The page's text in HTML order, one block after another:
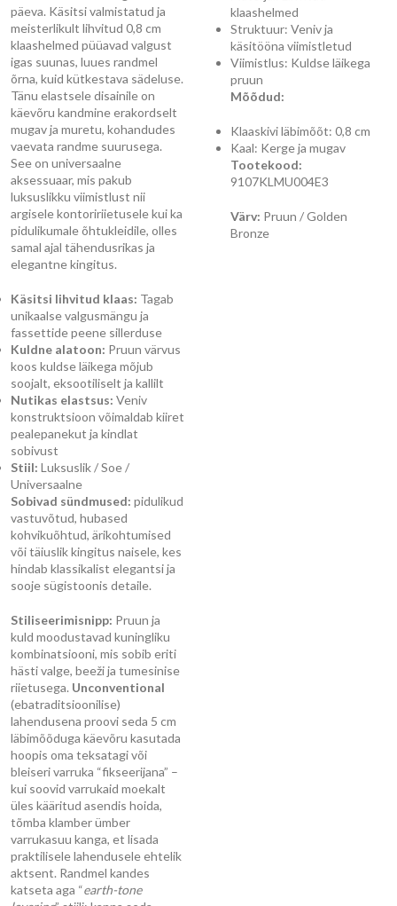
päeva. Käsitsi valmistatud ja
meisterlikult lihvitud 0,8 cm
klaashelmed püüavad valgust
igas suunas, luues randmel
õrna, kuid kütkestava sädeluse.
Tänu elastsele disainile on
käevõru kandmine erakordselt
mugav ja muretu, kohandudes
vaevata randme suurusega.
See on universaalne
aksessuaar, mis pakub
luksuslikku viimistlust nii
argisele kontoririietusele kui ka
pidulikumale õhtukleidile, olles
samal ajal tähendusrikas ja
elegantne kingitus.
Käsitsi lihvitud klaas: Tagab
unikaalse valgusmängu ja
fassettide peene sillerduse
Kuldne alatoon: Pruun värvus
koos kuldse läikega mõjub
soojalt, eksootiliselt ja kallilt
Nutikas elastsus: Veniv
konstruktsioon võimaldab kiiret
pealepanekut ja kindlat
sobivust
Stiil: Luksuslik / Soe /
Universaalne
Sobivad sündmused: pidulikud
vastuvõtud, hubased
kohvikuõhtud, ärikohtumised
või täiuslik kingitus naisele, kes
hindab klassikalist elegantsi ja
sooje sügistoonis detaile.
Stiliseerimisnipp: Pruun ja
kuld moodustavad kuningliku
kombinatsiooni, mis sobib eriti
hästi valge, beeži ja tumesinise
riietusega. Unconventional
(ebatraditsioonilise)
lahendusena proovi seda 5 cm
läbimõõduga käevõru kasutada
hoopis oma teksatagi või
bleiseri varruka “fikseerijana” –
kui soovid varrukaid moekalt
üles kääritud asendis hoida,
tõmba klamber ümber
varrukasuu kanga, et lisada
praktilisele lahendusele ehtelik
aktsent. Randmel kandes
katseta aga “earth-tone
klaashelmed
Struktuur: Veniv ja
käsitööna viimistletud
Viimistlus: Kuldse läikega
pruun
Mõõdud:
Klaaskivi läbimõõt: 0,8 cm
Kaal: Kerge ja mugav
Tootekood:
9107KLMU004E3
Värv: Pruun / Golden
Bronze